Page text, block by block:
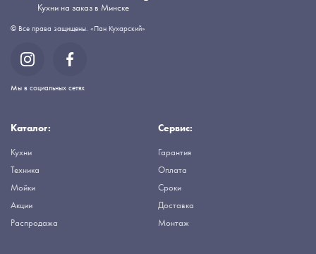
Кухни на заказ в Минске
© Все права защищены. «Пан Кухарский»
Мы в социальных сетях
Каталог:
Кухни
Техника
Мойки
Акции
Распродажа
Сервис:
Гарантия
Оплата
Сроки
Доставка
Монтаж